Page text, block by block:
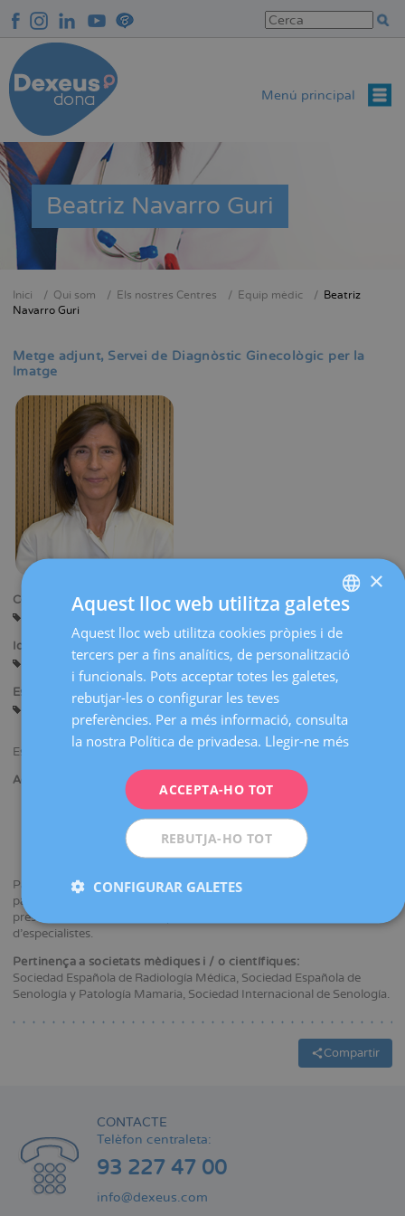
contingut
Menú principal
Beatriz Navarro Guri
Fil
Inici Qui som Els nostres Centres Equip mèdic
Beatriz
Navarro Guri
Metge adjunt Servei de Diagnòstic Ginecològic per la
Imatge
Centres:
Idiomes:
Català
Anglès
Especialitats:
Diagnòstic Ginecològic per la Imatge
Especialista en Radiodiagnòstic.
Activitat assistencial:
Diagnòstic radiològic i ecogràfic de patologia mamària.
Intervencionisme mamari (punció amb agulla fina, biòpsia per
punció, marcatge prequirúrgic).
Diagnòstic ecogràfic de patologia ginecològica.
Participa en cursos de docència relacionats amb el diagnòstic de la
patologia mamària, en congressos nacionals i internacionals
presentant comunicacions i ponències, així com en la formació
d'especialistes.
Pertinença a societats mèdiques i / o científiques:
Sociedad Española de Radiología Médica, Sociedad Española de
Senología y Patología Mamaria, Sociedad Internacional de Senología.
Compartir
CONTACTE
Telèfon centraleta:
93 227 47 00
info@dexeus.com
SPANISH
CATALÀ
FRENCH
×
Aquest lloc web utilitza galetes
Aquest lloc web utilitza cookies pròpies i de
tercers per a fins analítics, de personalització
i funcionals. Pots acceptar totes les galetes,
rebutjar-les o configurar les teves
preferències. Per a més informació, consulta
la nostra Política de privadesa. Llegir-ne més
ACCEPTA-HO TOT
REBUTJA-HO TOT
CONFIGURAR GALETES